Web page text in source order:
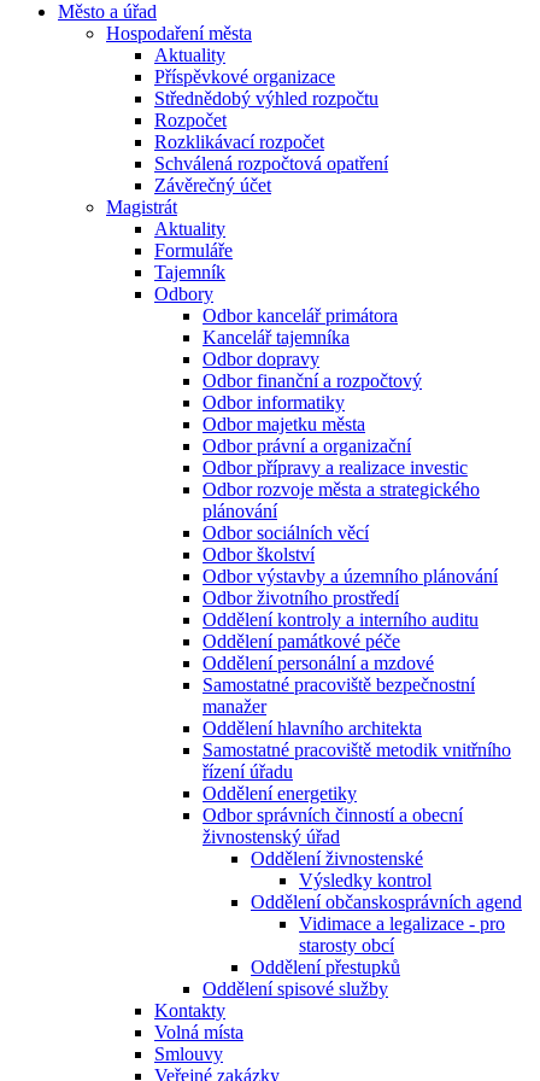
Město a úřad
Hospodaření města
Aktuality
Příspěvkové organizace
Střednědobý výhled rozpočtu
Rozpočet
Rozklikávací rozpočet
Schválená rozpočtová opatření
Závěrečný účet
Magistrát
Aktuality
Formuláře
Tajemník
Odbory
Odbor kancelář primátora
Kancelář tajemníka
Odbor dopravy
Odbor finanční a rozpočtový
Odbor informatiky
Odbor majetku města
Odbor právní a organizační
Odbor přípravy a realizace investic
Odbor rozvoje města a strategického
plánování
Odbor sociálních věcí
Odbor školství
Odbor výstavby a územního plánování
Odbor životního prostředí
Oddělení kontroly a interního auditu
Oddělení památkové péče
Oddělení personální a mzdové
Samostatné pracoviště bezpečnostní
manažer
Oddělení hlavního architekta
Samostatné pracoviště metodik vnitřního
řízení úřadu
Oddělení energetiky
Odbor správních činností a obecní
živnostenský úřad
Oddělení živnostenské
Výsledky kontrol
Oddělení občanskosprávních agend
Vidimace a legalizace - pro
starosty obcí
Oddělení přestupků
Oddělení spisové služby
Kontakty
Volná místa
Smlouvy
Veřejné zakázky